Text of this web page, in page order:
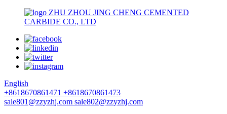
ZHU ZHOU JING CHENG CEMENTED
CARBIDE CO., LTD
English
+8618670861471 +8618670861473
sale801@zzyzhj.com sale802@zzyzhj.com